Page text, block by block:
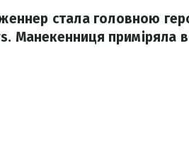
стала головною
Манекенниця приміряла